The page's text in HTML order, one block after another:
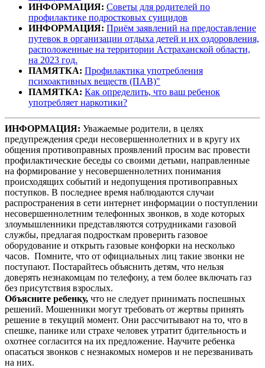
ИНФОРМАЦИЯ: Советы для родителей по
профилактике подростковых суицидов
ИНФОРМАЦИЯ: Приём заявлений на предоставление
путевок в организации отдыха детей и их оздоровления,
расположенные на территории Астраханской области,
на 2023 год.
ПАМЯТКА: Профилактика употребления
психоактивных веществ (ПАВ)"
ПАМЯТКА: Как определить, что ваш ребенок
употребляет наркотики?
ИНФОРМАЦИЯ: Уважаемые родители, в целях
предупреждения среди несовершеннолетних и в кругу их
общения противоправных проявлений просим вас провести
профилактические беседы со своими детьми, направленные
на формирование у несовершеннолетних понимания
происходящих событий и недопущения противоправных
поступков. В последнее время наблюдаются случаи
распространения в сети интернет информации о поступлении
несовершеннолетним телефонных звонков, в ходе которых
злоумышленники представляются сотрудниками газовой
службы, предлагая подросткам проверить газовое
оборудование и открыть газовые конфорки на несколько
часов. Помните, что от официальных лиц такие звонки не
поступают. Постарайтесь объяснить детям, что нельзя
доверять незнакомцам по телефону, а тем более включать газ
без присутствия взрослых.
Объясните ребенку, что не следует принимать поспешных
решений. Мошенники могут требовать от жертвы принять
решение в текущий момент. Они рассчитывают на то, что в
спешке, панике или страхе человек утратит бдительность и
охотнее согласится на их предложение. Научите ребенка
опасаться звонков с незнакомых номеров и не перезванивать
на них.